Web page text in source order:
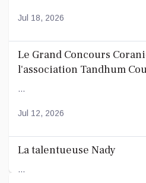
Jul 18, 2026
Le Grand Concours
l'association Tandhum
...
Jul 12, 2026
La talentueuse Nady
...